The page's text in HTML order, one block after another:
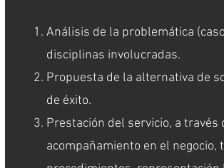
Análisis de la problemática
disciplinas involucradas.
Propuesta de la alternativa de
de éxito.
Prestación del servicio, a través
acompañamiento en el negocio,